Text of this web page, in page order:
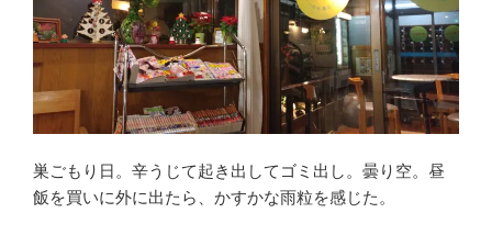
巣ごもり日。辛うじて起き出してゴミ出し。曇り空。昼
飯を買いに外に出たら、かすかな雨粒を感じた。